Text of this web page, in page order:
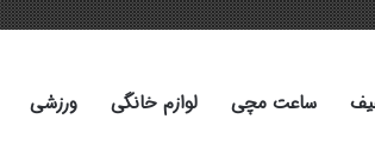
ساعت مچی لوازم خانگی ورزشی